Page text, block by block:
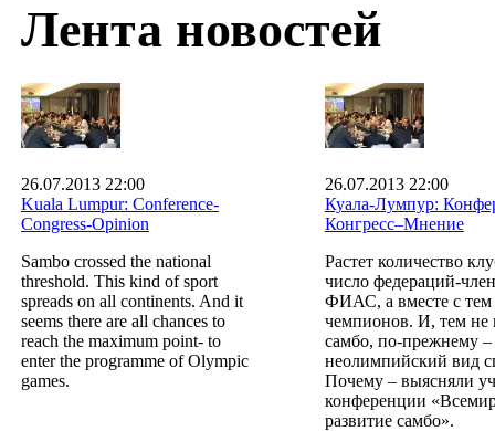
Лента новостей
26.07.2013 22:00
Kuala Lumpur: Conference-
Congress-Opinion
Sambo crossed the national
threshold. This kind of sport
spreads on all continents. And it
seems there are all chances to
reach the maximum point- to
enter the programme of Olympic
games.
26.07.2013 22:00
Куала-Лумпур:
Конгресс–Мнение
Растет количество
число федераций-
ФИАС, а вместе с тем
чемпионов. И, тем не
самбо, по-прежнему –
неолимпийский вид
Почему – выясняли
конференции
развитие самбо».